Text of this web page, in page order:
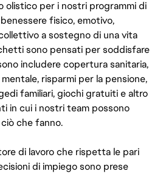
olistico per i nostri programmi di
fisico, emotivo,
a sostegno di una vita
sono pensati per soddisfare
includere copertura sanitaria,
risparmi per la pensione,
familiari, giochi gratuiti e altro
in cui i nostri team possono
che fanno.
di lavoro che rispetta le pari
di impiego sono prese